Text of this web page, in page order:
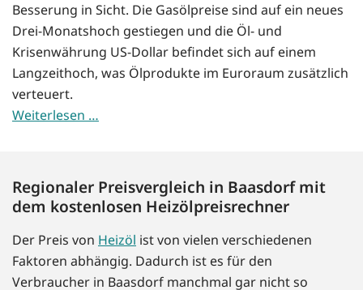
Besserung in Sicht. Die Gasölpreise sind auf ein neues
Drei-Monatshoch gestiegen und die Öl- und
Krisenwährung US-Dollar befindet sich auf einem
Langzeithoch, was Ölprodukte im Euroraum zusätzlich
verteuert.
Weiterlesen …
Regionaler Preisvergleich in Baasdorf mit
dem kostenlosen Heizölpreisrechner
Der Preis von Heizöl ist von vielen verschiedenen
Faktoren abhängig. Dadurch ist es für den
Verbraucher in Baasdorf manchmal gar nicht so